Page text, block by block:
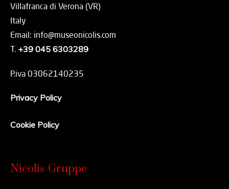
Villafranca di Verona (VR)
Italy
Email: info@museonicolis.com
T. +39 045 6303289
P.iva 03062140235
Privacy Policy
Cookie Policy
Nicolis-Gruppe